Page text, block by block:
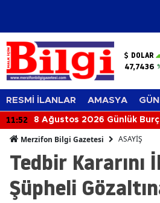
DOLAR
47,7436
RESMİ İLANLAR AMASYA
11:52
8 Ağustos 2026 Günlük Burç
Merzifon Bilgi Gazetesi ASAYİŞ
Tedbir Kararını
Şüpheli